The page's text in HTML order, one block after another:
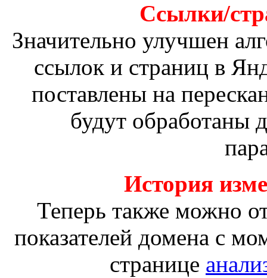
Ссылки/
Значительно улучшен
ссылок и страниц в
поставлены на
будут
История
Теперь также можно
показателей домена с
странице